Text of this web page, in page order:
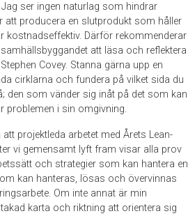
ser ingen naturlag som hindrar
att producera en slutprodukt som håller
kostnadseffektiv. Därför rekommenderar
att läsa och reflektera
Covey. Stanna gärna upp en
cirklarna och fundera på vilket sida du
den som vänder sig inåt på det som kan
problemen i sin omgivning.
projektleda arbetet med Årets Lean-
vi gemensamt lyft fram visar alla prov
och strategier som kan hantera en
kan hanteras, lösas och övervinnas
Om inte annat är min
karta och riktning att orientera sig